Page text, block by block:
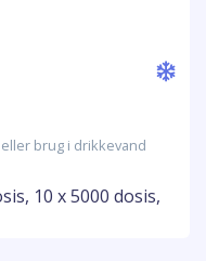
brug i drikkevand
10 x 5000 dosis,